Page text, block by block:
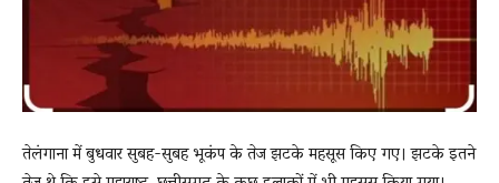
तेलंगाना में बुधवार सुबह-सुबह भूकंप के तेज झटके महसूस किए गए। झटके इतने